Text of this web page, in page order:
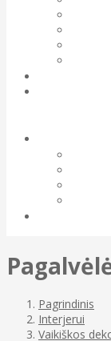
Pagrindinis
Interjerui
Vaikiškos